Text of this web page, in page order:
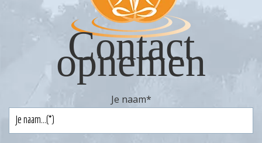
Contact
opnemen
Je naam*